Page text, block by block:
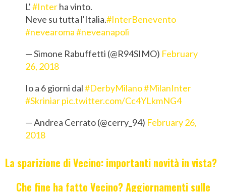
L'#Interha vinto.
Neve su tutta l'Italia.#InterBenevento
#nevearoma#neveanapoli
— Simone Rabuffetti (@R94SIMO) February
26, 2018
Io a 6 giorni dal#DerbyMilano#MilanInter
#Skriniarpic.twitter.com/Cc4YLkmNG4
— Andrea Cerrato (@cerry_94) February 26,
2018
La sparizione di Vecino: importanti novità in vista?
Che fine ha fatto Vecino? Aggiornamenti sulle